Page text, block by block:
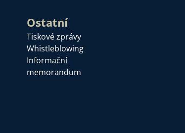
Ostatní
Tiskové zprávy
Whistleblowing
Informační
memorandum